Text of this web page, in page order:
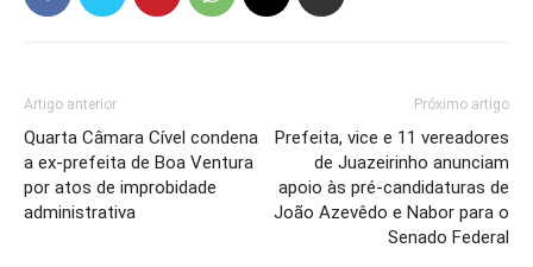
Artigo anterior
Quarta Câmara Cível condena
a ex-prefeita de Boa Ventura
por atos de improbidade
administrativa
Próximo artigo
Prefeita, vice e 11 vereadores
de Juazeirinho anunciam
apoio às pré-candidaturas de
João Azevêdo e Nabor para o
Senado Federal